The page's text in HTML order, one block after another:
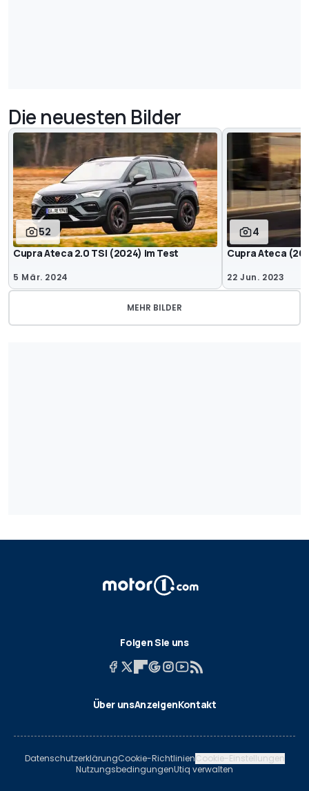
Die neuesten Bilder
52
Cupra Ateca 2.0 TSI (2024) im Test
5 Mär. 2024
4
Cupra Ateca
22 Jun. 2023
MEHR BILDER
Folgen Sie uns
Über unsAnzeigenKontakt
DatenschutzerklärungCookie-RichtlinienCookie-Einstellungen
NutzungsbedingungenUtiq verwalten